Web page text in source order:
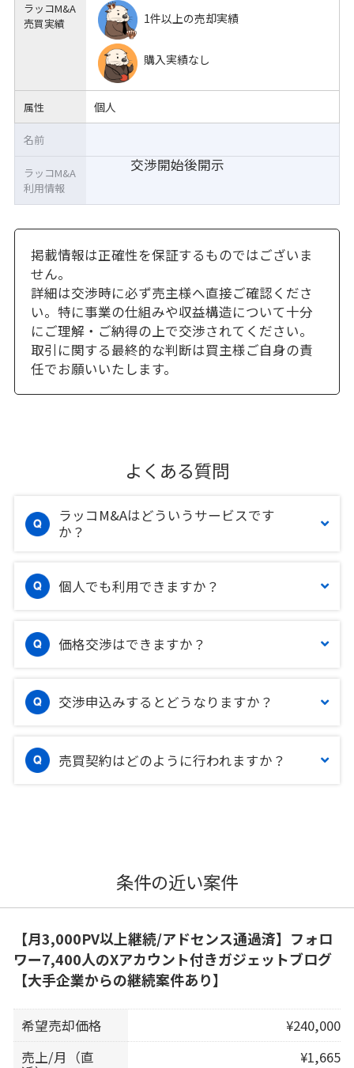
ラッコM&A
売買実績
1件以上の売却実績
購入実績なし
属性 個人
交渉開始後開示
名前
ラッコM&A
利用情報
掲載情報は正確性を保証するものではございま
せん。
詳細は交渉時に必ず売主様へ直接ご確認くださ
い。特に事業の仕組みや収益構造について十分
にご理解・ご納得の上で交渉されてください。
取引に関する最終的な判断は買主様ご自身の責
任でお願いいたします。
よくある質問
ラッコM&Aはどういうサービスです
か？
個人でも利用できますか？
価格交渉はできますか？
交渉申込みするとどうなりますか？
売買契約はどのように行われますか？
条件の近い案件
【月3,000PV以上継続/アドセンス通過済】フォロ
ワー7,400人のXアカウント付きガジェットブログ
【大手企業からの継続案件あり】
希望売却価格
¥240,000
売上/月（直
¥1,665